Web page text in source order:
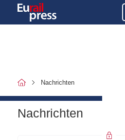
Nachrichten
Nachrichten